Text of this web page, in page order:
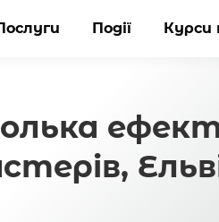
Події Курси
Події Курси